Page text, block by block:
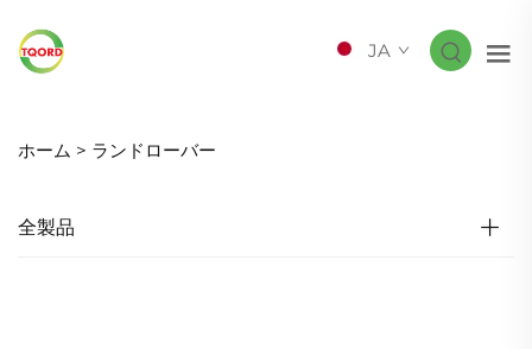
JA
ホーム > ランドローバー
全製品